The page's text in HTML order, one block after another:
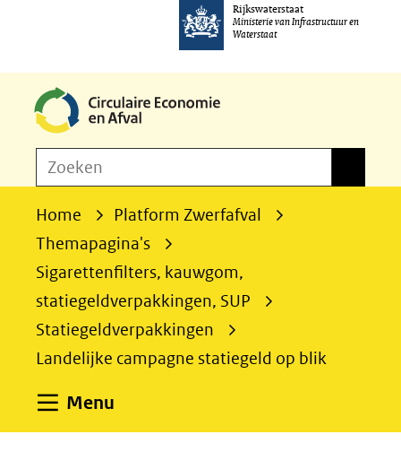
worden
toegestaan
geweigerd.
Rijkswaterstaat
Ministerie van Infrastructuur en
Waterstaat
o
Zoeken
Home
Platform Zwerfafval
Themapagina's
Sigarettenfilters, kauwgom,
statiegeldverpakkingen, SUP
Statiegeldverpakkingen
Landelijke campagne statiegeld op blik
Menu